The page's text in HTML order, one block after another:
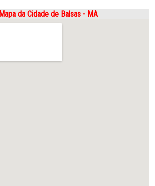
Mapa da Cidade de Balsas - MA